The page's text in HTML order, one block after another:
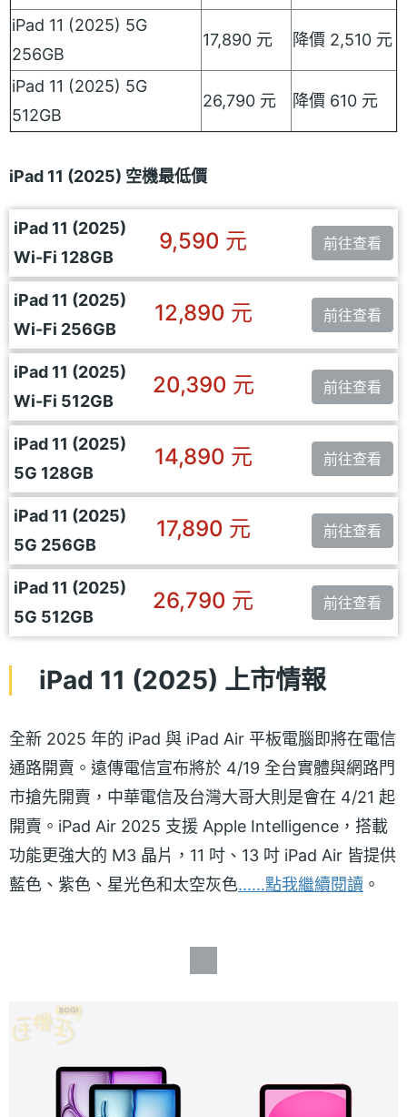
iPad 11 (2025) 5G
256GB
17,890 元 降價 2,510 元
iPad 11 (2025) 5G
512GB
26,790 元 降價 610 元
iPad 11 (2025) 空機最低價
iPad 11 (2025)
Wi-Fi 128GB
9,590 元 前往查看
iPad 11 (2025)
Wi-Fi 256GB
12,890 元 前往查看
iPad 11 (2025)
Wi-Fi 512GB
20,390 元 前往查看
iPad 11 (2025)
5G 128GB
14,890 元 前往查看
iPad 11 (2025)
5G 256GB
17,890 元 前往查看
iPad 11 (2025)
5G 512GB
26,790 元 前往查看
iPad 11 (2025) 上市情報
全新 2025 年的 iPad 與 iPad Air 平板電腦即將在電信
通路開賣。遠傳電信宣布將於 4/19 全台實體與網路門
市搶先開賣，中華電信及台灣大哥大則是會在 4/21 起
開賣。iPad Air 2025 支援 Apple Intelligence，搭載
功能更強大的 M3 晶片，11 吋、13 吋 iPad Air 皆提供
藍色、紫色、星光色和太空灰色......點我繼續閱讀 。